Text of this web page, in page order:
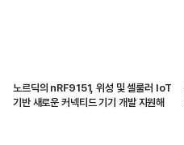
노르딕의 nRF9151, 위성 및 셀룰러 IoT
기반 새로운 커넥티드 기기 개발 지원해